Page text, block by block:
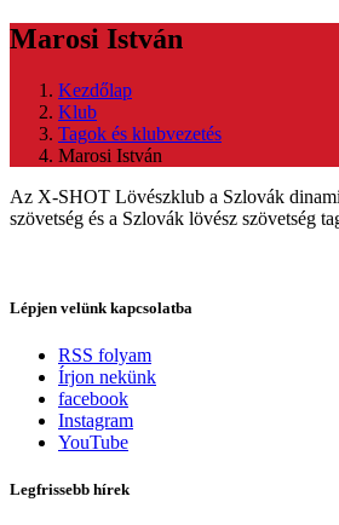
Marosi István
Kezdőlap
Klub
Tagok és klubvezetés
Marosi István
Az X-SHOT Lövészklub a Szlovák
szövetség és a Szlovák lövész szövetség
Lépjen velünk kapcsolatba
RSS folyam
Írjon nekünk
facebook
Instagram
YouTube
Legfrissebb hírek